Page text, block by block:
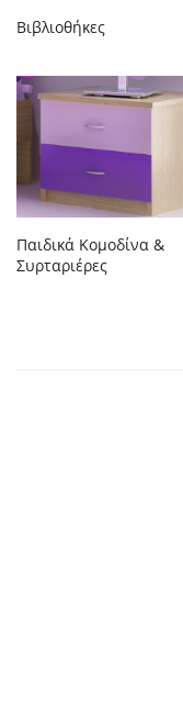
Βιβλιοθήκες
Παιδικά Κομοδίνα &
Συρταριέρες